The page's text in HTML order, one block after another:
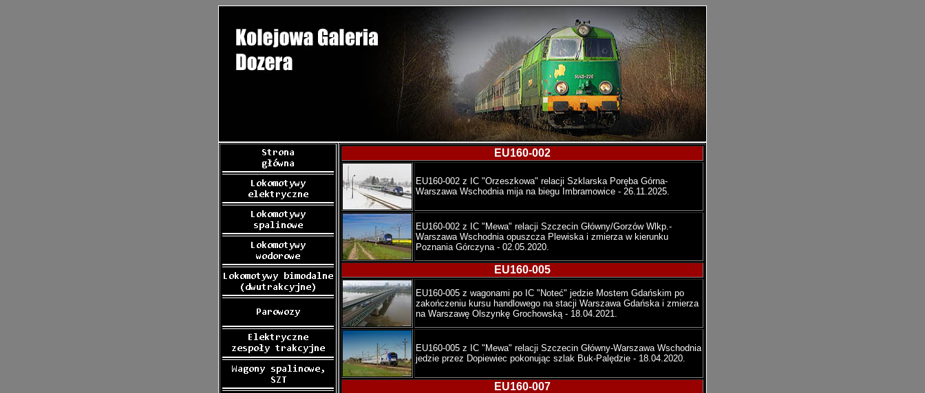
EU160-002
EU160-002 z IC "Orzeszkowa" relacji Szklarska Poręba Górna-
Warszawa Wschodnia mija na biegu Imbramowice - 26.11.2025.
EU160-002 z IC "Mewa" relacji Szczecin Główny/Gorzów Wlkp.-
Warszawa Wschodnia opuszcza Plewiska i zmierza w kierunku
Poznania Górczyna - 02.05.2020.
EU160-005
EU160-005 z wagonami po IC "Noteć" jedzie Mostem Gdańskim po
zakończeniu kursu handlowego na stacji Warszawa Gdańska i zmierza
na Warszawę Olszynkę Grochowską - 18.04.2021.
EU160-005 z IC "Mewa" relacji Szczecin Główny-Warszawa Wschodnia
jedzie przez Dopiewiec pokonując szlak Buk-Palędzie - 18.04.2020.
EU160-007